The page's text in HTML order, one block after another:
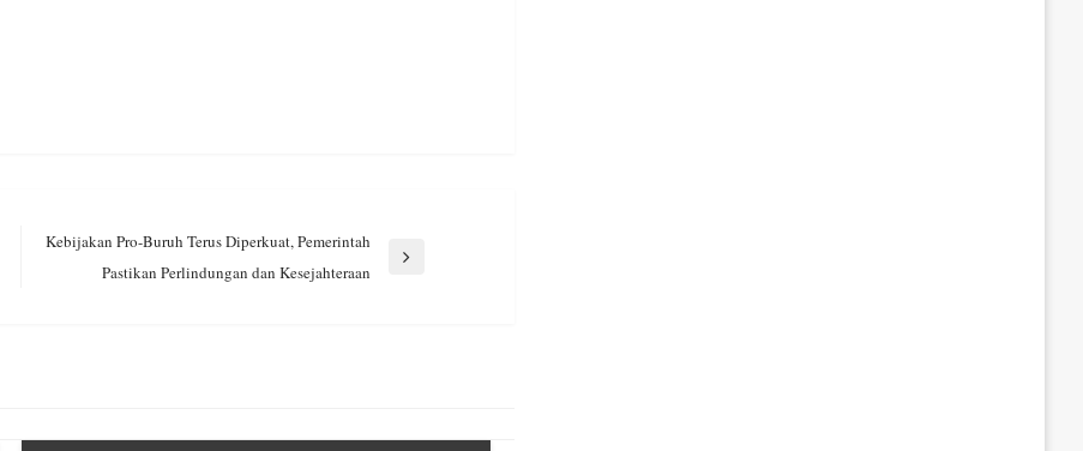
Kebijakan Pro-Buruh Terus Diperkuat, Pemerintah
Pastikan Perlindungan dan Kesejahteraan